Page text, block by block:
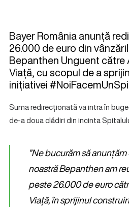
Bayer România anunță
26.000 de euro din
Bepanthen Unguent
Viață, cu scopul de a
inițiativei
Suma redirecționată va intra în
de-a doua clădiri din incinta
”Ne bucurăm să
noastră Bepanthen am
peste 26.000 de euro
Viață, în sprijinul